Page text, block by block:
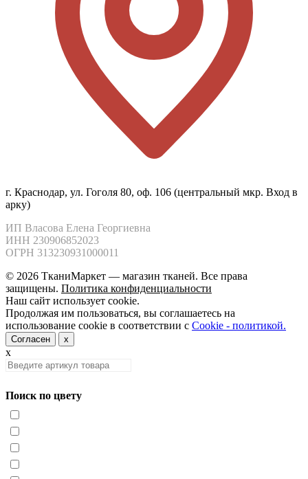
г. Краснодар, ул. Гоголя 80, оф. 106 (центральный мкр. Вход в
арку)
ИП Власова Елена Георгиевна
ИНН 230906852023
ОГРН 313230931000011
© 2026 ТканиМаркет — магазин тканей. Все права
защищены. Политика конфиденциальности
Наш сайт использует cookie.
Продолжая им пользоваться, вы соглашаетесь на
использование cookie в соответствии с Cookie - политикой.
Согласен x
x
Поиск по цвету